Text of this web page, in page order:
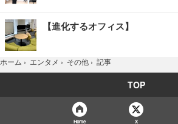
【進化するオフィス】
ホーム › エンタメ › その他 › 記事
TOP
Home X